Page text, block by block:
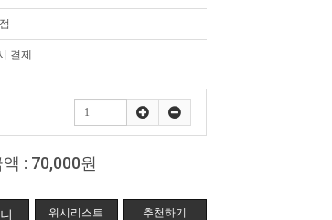
결제
: 70,000원
위시리스트 추천하기